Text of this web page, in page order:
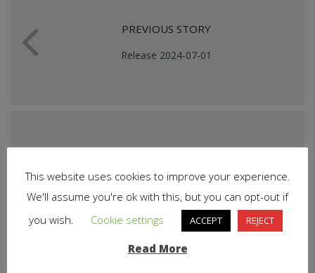
PREVIOUS STORY
Release 2024-07-01
Release 2024-07-22
This website uses cookies to improve your experience.
We'll assume you're ok with this, but you can opt-out if
you wish.
Cookie settings ACCEPT REJECT
Read More